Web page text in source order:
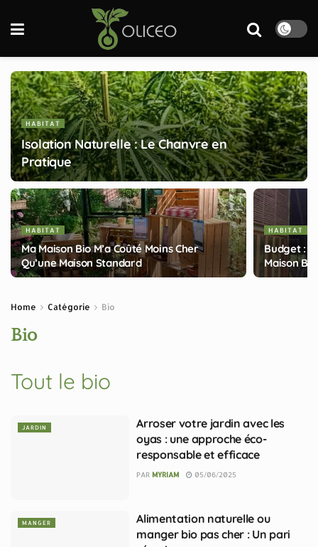
HABITAT
Isolation Naturelle : Le Chanvre en
Pratique
HABITAT
Ma Maison Bio M’a Coûté Moins Cher
Qu’une Maison Standard
HABITAT
Budget :
Maison
Home Catégorie Bio
Bio
Tout le bio
JARDIN
Arroser votre jardin avec les
oyas : une approche éco-
responsable et efficace
PAR MYRIAM 05/06/2025
MANGER
Alimentation naturelle ou
manger bio pas cher : Un pari